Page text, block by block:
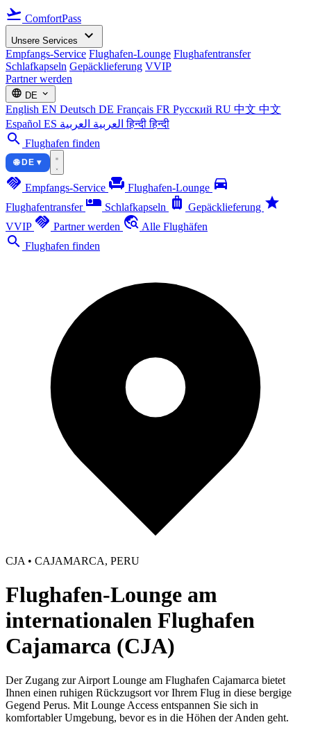
flight_takeoff ComfortPass
Unsere Services expand_more
Empfangs-Service Flughafen-Lounge Flughafentransfer
Schlafkapseln Gepäcklieferung VVIP
Partner werden
language DE expand_more
English EN Deutsch DE Français FR Русский RU 中文 中文
Español ES العربية العربية हिन्दीहिन्दी
search Flughafen finden
🌐 DE ▾
handshake Empfangs-Service chair Flughafen-Lounge directions_car
Flughafentransfer airline_seat_individual_suite Schlafkapseln luggage Gepäcklieferung star
VVIP handshake Partner werden travel_explore Alle Flughäfen
search Flughafen finden
CJA • CAJAMARCA, PERU
Flughafen-Lounge am
internationalen Flughafen
Cajamarca (CJA)
Der Zugang zur Airport Lounge am Flughafen Cajamarca bietet
Ihnen einen ruhigen Rückzugsort vor Ihrem Flug in diese bergige
Gegend Perus. Mit Lounge Access entspannen Sie sich in
komfortabler Umgebung, bevor es in die Höhen der Anden geht.